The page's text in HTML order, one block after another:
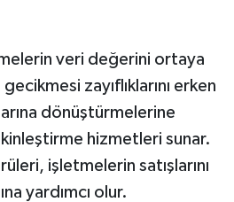
veri değerini ortaya
zayıflıklarını erken
dönüştürmelerine
hizmetleri sunar.
işletmelerin satışlarını
yardımcı olur.